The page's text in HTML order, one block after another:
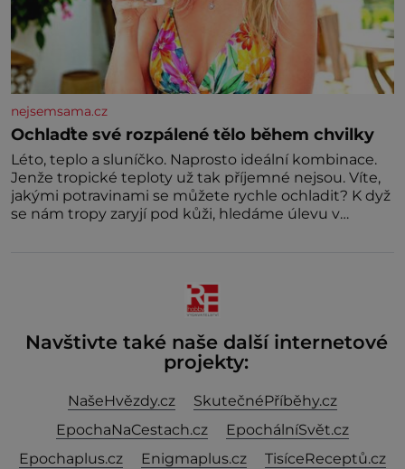
nejsemsama.cz
Ochlaďte své rozpálené tělo během chvilky
Léto, teplo a sluníčko. Naprosto ideální kombinace.
Jenže tropické teploty už tak příjemné nejsou. Víte,
jakými potravinami se můžete rychle ochladit? K dyž
se nám tropy zaryjí pod kůži, hledáme úlevu v
Navštivte také naše další internetové
projekty:
NašeHvězdy.cz
SkutečnéPříběhy.cz
EpochaNaCestach.cz
EpochálníSvět.cz
Epochaplus.cz
Enigmaplus.cz
TisíceReceptů.cz